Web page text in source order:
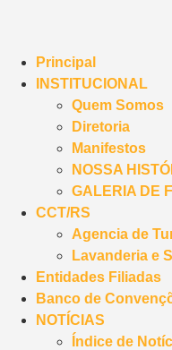
Principal
INSTITUCIONAL
Quem Somos
Diretoria
Manifestos
NOSSA
GALERIA DE
CCT/RS
Agencia de
Lavanderia e
Entidades Filiadas
Banco de
NOTÍCIAS
Índice de